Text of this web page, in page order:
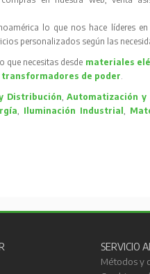
lo que nos hace líderes
personalizados según las
que necesitas desde materiales
transformadores de poder.
Distribución,Automatización y
, Iluminación Industrial ,
SERVICIO
Métodos y